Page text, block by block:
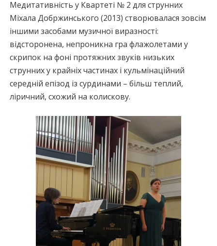
Медитативність у Квартеті № 2 для струнних
Міхала Добржинського (2013) створювалася зовсім
іншими засобами музичної виразності:
відсторонена, непроникна гра флажолетами у
скрипок на фоні протяжних звуків низьких
струнних у крайніх частинах і кульмінаційний
середній епізод із сурдинами – більш теплий,
ліричний, схожий на колискову.